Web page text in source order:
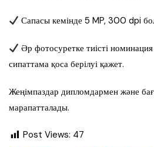
Сапасы кемінде 5 MP, 300 dpi
Әр фотосуретке тиісті
сипаттама қоса берілуі қажет.
Жеңімпаздар дипломдармен және
марапатталады.
Post Views: 47